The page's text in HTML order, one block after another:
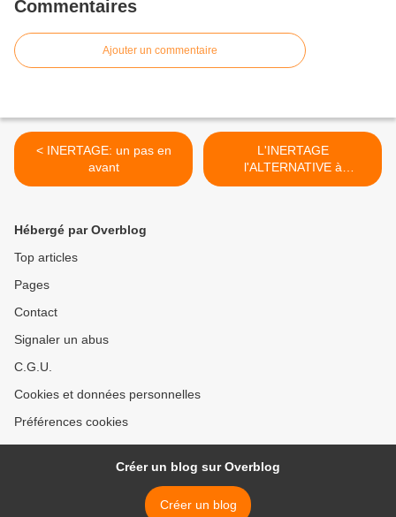
Commentaires
Ajouter un commentaire
< INERTAGE: un pas en
avant
L'INERTAGE
l'ALTERNATIVE à
L'ENFOUISSEMENT >
Hébergé par Overblog
Top articles
Pages
Contact
Signaler un abus
C.G.U.
Cookies et données personnelles
Préférences cookies
Créer un blog sur Overblog
Créer un blog